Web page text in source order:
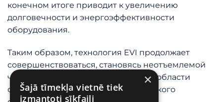
конечном итоге приводит к увеличению
долговечности и энергоэффективности
оборудования.
Таким образом, технология EVI продолжает
совершенствоваться, становясь неотъемлемой
частью инновационных решений в области
отопительных систем и климатического
×
Šajā tīmekļa vietnē tiek
izmantoti sīkfaili